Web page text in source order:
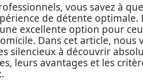
vous savez à
de détente optimale.
excellente option pour
Dans cet article, nous
silencieux à découvrir
leurs avantages et les